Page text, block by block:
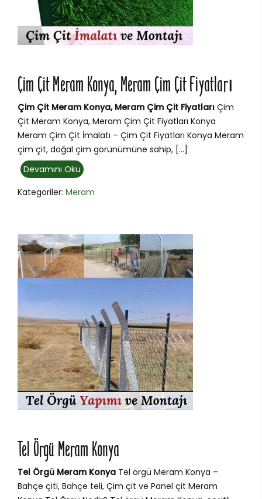
Çim Çit Meram Konya, Meram Çim Çit Fiyatları
Çim Çit Meram Konya, Meram Çim Çit Fiyatları Çim
Çit Meram Konya, Meram Çim Çit Fiyatları Konya
Meram Çim Çit İmalatı – Çim Çit Fiyatları Konya Meram
çim çit, doğal çim görünümüne sahip, […]
Devamını Oku
Kategoriler: Meram
Tel Örgü Meram Konya
Tel Örgü Meram Konya Tel örgü Meram Konya –
Bahçe çiti, Bahçe teli, Çim çit ve Panel çit Meram